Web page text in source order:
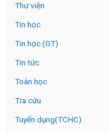
Thư viện
Tin học
Tin học (GT)
Tin tức
Toán học
Tra cứu
Tuyển dụng(TCHC)